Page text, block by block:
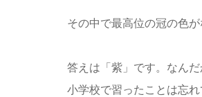
その中で最高位の冠の色
答えは「紫」です。なんだ
小学校で習ったことは忘